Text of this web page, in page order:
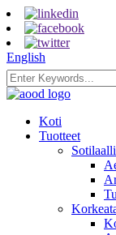
English
Koti
Tuotteet